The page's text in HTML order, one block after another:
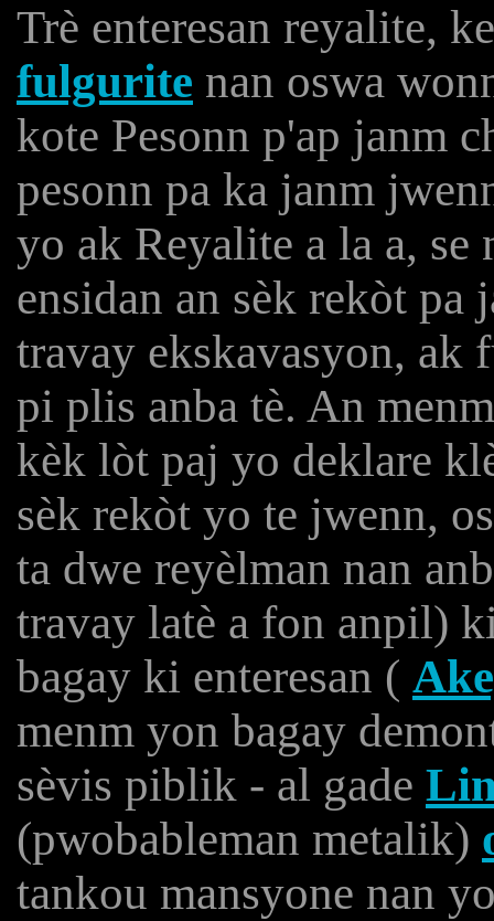
Trè enteresan reyalite,
fulgurite nan oswa
kote Pesonn p'ap janm
pesonn pa ka janm
yo ak Reyalite a la a, se
ensidan an sèk rekòt
travay ekskavasyon, ak
pi plis anba tè. An
kèk lòt paj yo deklare
sèk rekòt yo te jwenn,
ta dwe reyèlman nan
travay latè a fon anpil)
bagay ki enteresan (
menm yon bagay
sèvis piblik - al gade
(pwobableman metalik)
tankou mansyone nan